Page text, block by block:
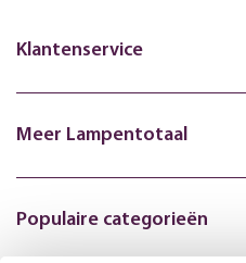
Klantenservice
Meer Lampentotaal
Populaire categorieën